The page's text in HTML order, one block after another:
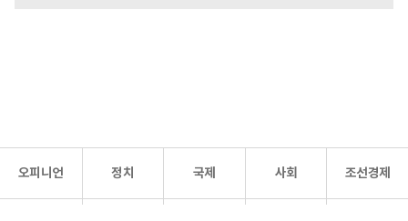
오피니언 정치 국제 사회 조선경제